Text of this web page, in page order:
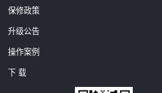
保修政策
升级公告
操作案例
下 载